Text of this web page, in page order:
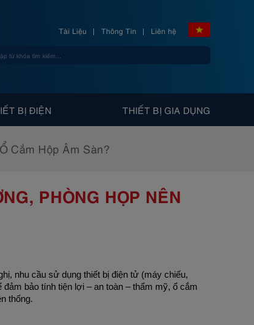
Tài Liệu Thông Tin Liên hệ
BỊ ĐIỆN THIẾT BỊ GIA DỤNG
Cắm Hộp Âm Sàn?
PHÒNG HỌP NÊN
nhu cầu sử dụng thiết bị điện tử (máy chiếu,
bảo tính tiện lợi – an toàn – thẩm mỹ, ổ cắm
thống.